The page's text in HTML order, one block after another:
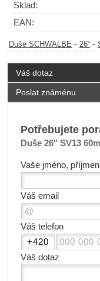
Sklad:
EAN:
Duše SCHWALBE - 26“ -
Váš dotaz
Poslat známénu
Potřebujete
Duše 26" SV13
Vaše jméno,
Váš email
Váš telefon
Váš dotaz